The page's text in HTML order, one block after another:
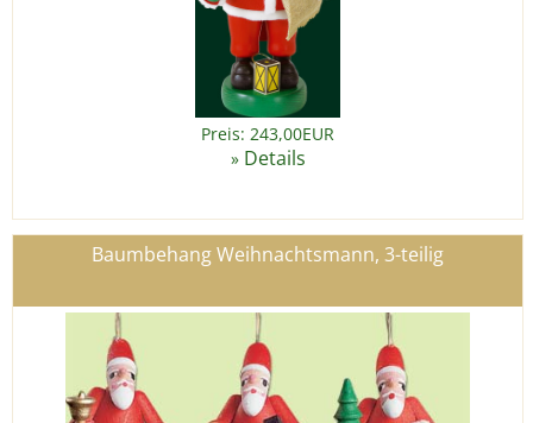
Preis: 243,00EUR
» Details
Baumbehang Weihnachtsmann, 3-teilig